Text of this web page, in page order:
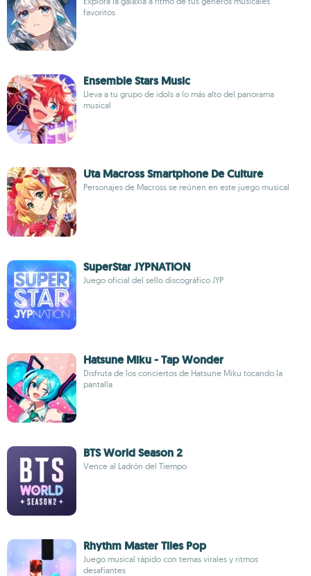
favoritos
Ensemble Stars Music
Lleva a tu grupo de idols a lo más alto del panorama
musical
Uta Macross Smartphone De Culture
Personajes de Macross se reúnen en este juego musical
SuperStar JYPNATION
Juego oficial del sello discográfico JYP
Hatsune Miku - Tap Wonder
Disfruta de los conciertos de Hatsune Miku tocando la
pantalla
BTS World Season 2
Vence al Ladrón del Tiempo
Rhythm Master Tiles Pop
Juego musical rápido con temas virales y ritmos
desafiantes